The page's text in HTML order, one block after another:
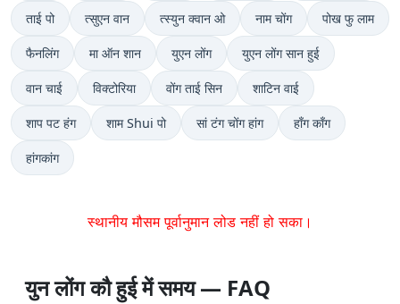
ताई पो त्सुएन वान त्स्युन क्वान ओ नाम चोंग पोख फु लाम
फैनलिंग मा ऑन शान युएन लोंग युएन लोंग सान हुई
वान चाई विक्टोरिया वोंग ताई सिन शाटिन वाई
शाप पट हंग शाम Shui पो सां टंग चोंग हांग हाँग काँग
हांगकांग
स्थानीय मौसम पूर्वानुमान लोड नहीं हो सका।
युन लोंग कौ हुई में समय — FAQ